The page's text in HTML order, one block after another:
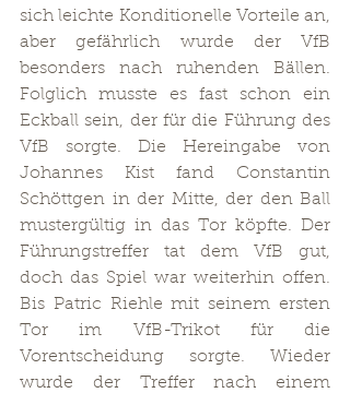
sich leichte Konditionelle Vorteile an,
aber gefährlich wurde der VfB
besonders nach ruhenden Bällen.
Folglich musste es fast schon ein
Eckball sein, der für die Führung des
VfB sorgte. Die Hereingabe von
Johannes Kist fand Constantin
Schöttgen in der Mitte, der den Ball
mustergültig in das Tor köpfte. Der
Führungstreffer tat dem VfB gut,
doch das Spiel war weiterhin offen.
Bis Patric Riehle mit seinem ersten
Tor im VfB-Trikot für die
Vorentscheidung sorgte. Wieder
wurde der Treffer nach einem